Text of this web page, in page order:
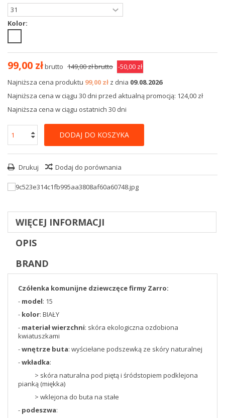
Kolor:
99,00 złbrutto 149,00 złbrutto -50,00 zł
Najniższa cena produktu 99,00 zł z dnia 09.08.2026
Najniższa cena w ciągu 30 dni przed aktualną promocją: 124,00 zł
Najniższa cena w ciągu ostatnich 30 dni
DODAJ DO KOSZYKA
Drukuj Dodaj do porównania
WIĘCEJ INFORMACJI
OPIS
BRAND
Czółenka komunijne dziewczęce firmy Zarro:
- model: 15
- kolor: BIAŁY
- materiał wierzchni: skóra ekologiczna ozdobiona
kwiatuszkami
-wnętrze buta: wyściełane podszewką ze skóry naturalnej
-wkładka:
> skóra naturalna pod piętą i śródstopiem podklejona
pianką (miękka)
> wklejona do buta na stałe
- podeszwa: